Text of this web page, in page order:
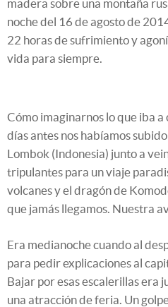
madera sobre una montaña
noche del 16 de agosto de
22 horas de sufrimiento y
vida para siempre.
Cómo imaginarnos lo que iba
días antes nos habíamos
Lombok (Indonesia) junto a
tripulantes para un viaje
volcanes y el dragón de
que jamás llegamos. Nuestra
Era medianoche cuando al
para pedir explicaciones al
Bajar por esas escalerillas era
una atracción de feria. Un